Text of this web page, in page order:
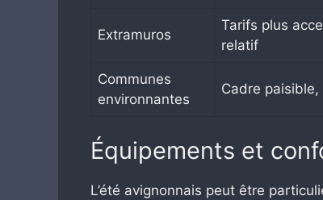
Extramuros
Tarifs plus
relatif
Communes
environnantes
Cadre
Équipements et
L’été avignonnais peut être